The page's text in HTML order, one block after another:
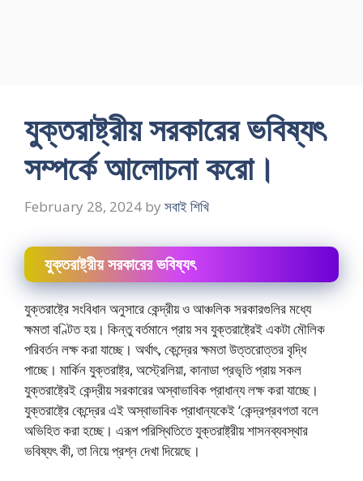
যুক্তরাষ্ট্রীয় সরকারের ভবিষ্যৎ
সম্পর্কে আলােচনা করাে।
February 28, 2024 by সবাই শিখি
যুক্তরাষ্ট্রীয় সরকারের ভবিষ্যৎ
যুক্তরাষ্ট্রে সংবিধান অনুসারে কেন্দ্রীয় ও আঞ্চলিক সরকারগুলির মধ্যে
ক্ষমতা বণ্টিত হয়। কিন্তু বর্তমানে প্রায় সব যুক্তরাষ্ট্রেই একটা মৌলিক
পরিবর্তন লক্ষ করা যাচ্ছে। অর্থাৎ, কেন্দ্রের ক্ষমতা উত্তরােত্তর বৃদ্ধি
পাচ্ছে। মার্কিন যুক্তরাষ্ট্র, অস্ট্রেলিয়া, কানাডা প্রভৃতি প্রায় সকল
যুক্তরাষ্ট্রেই কেন্দ্রীয় সরকারের অস্বাভাবিক প্রাধান্য লক্ষ করা যাচ্ছে।
যুক্তরাষ্ট্রে কেন্দ্রের এই অস্বাভাবিক প্রাধান্যকেই ‘কেন্দ্রপ্রবগতা বলে
অভিহিত করা হচ্ছে। এরূপ পরিস্থিতিতে যুক্তরাষ্ট্রীয় শাসনব্যবস্থার
ভবিষ্যৎ কী, তা নিয়ে প্রশ্ন দেখা দিয়েছে।